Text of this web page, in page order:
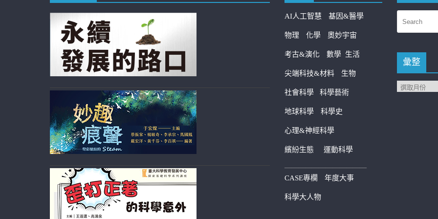
AI人工智慧 基因&醫學
物理 化學 奧妙宇宙
考古&演化 數學 生活
尖端科技&材料 生物
社會科學 科學藝術
地球科學 科學史
心理&神經科學
繽紛生態 運動科學
————————————
CASE專欄 年度大事
科學大人物
彙整